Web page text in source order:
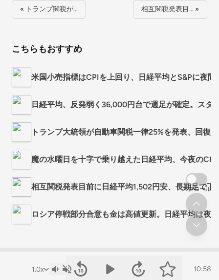
10:58
« トランプ関税が… 相互関税発表目… »
こちらもおすすめ
米国小売指標はCPIを上回り、日経平均とS&Pに夜
日経平均、反発弱く36,000円台で週足が確定。スタ
トランプ大統領が自動車関税一律25%を発表、回
魔の水曜日を十字で乗り越えた日経平均、今夜の
相互関税発表目前に日経平均1,502円安、長期足で
ロシア停戦部分合意も金は高値更新。日経平均は夜
スクロール